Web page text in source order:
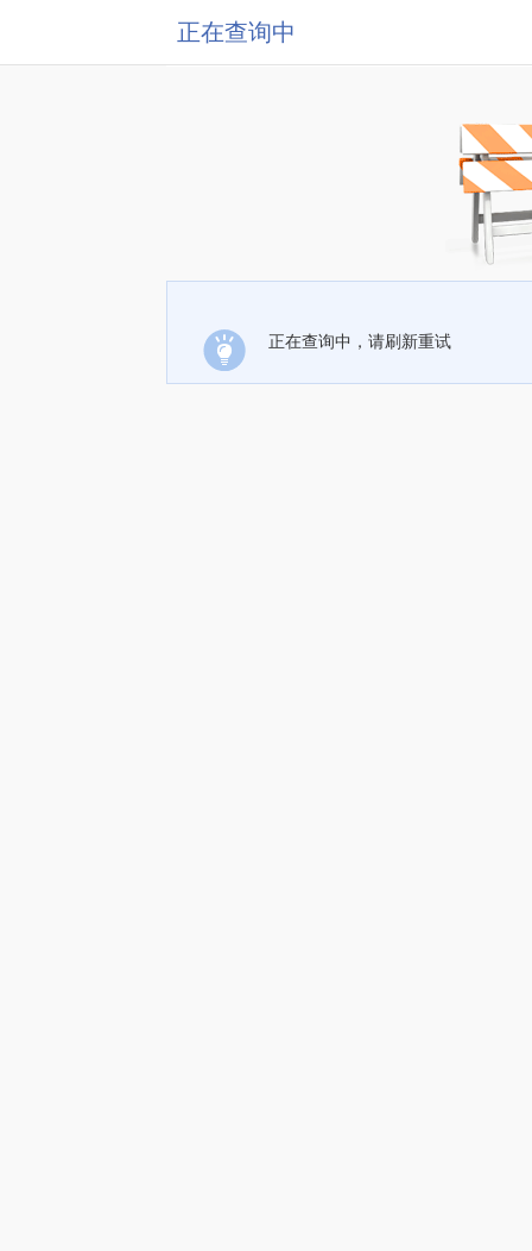
正在查询中
正在查询中，请刷新重试